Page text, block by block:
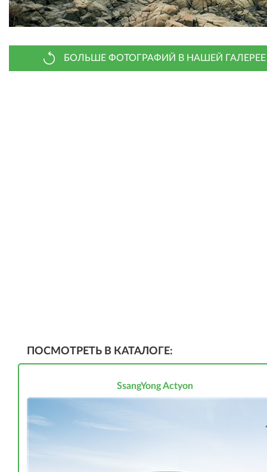
БОЛЬШЕ ФОТОГРАФИЙ В НАШЕЙ ГАЛЕРЕЕ
ПОСМОТРЕТЬ В КАТАЛОГЕ:
SsangYong Actyon